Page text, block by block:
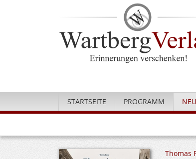
STARTSEITE PROGRAMM
Thomas